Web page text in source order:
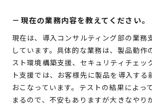
－ 現在の業務内容を教えてください。
現在は、導入コンサルティング部の業務
しています。具体的な業務は、製品動作
スト環境構築支援、セキュリティチェッ
ト支援では、お客様先に製品を導入する
おこなっています。テストの結果によっ
まるので、不安もありますが大きなやり